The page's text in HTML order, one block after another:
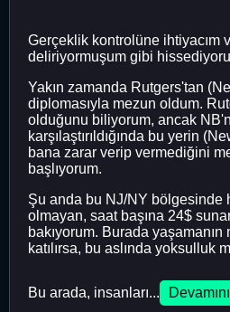
Gerçeklik kontrolüne ihtiyacım
deliriyormuşum gibi
Yakın zamanda Rutgers'tan
diplomasıyla mezun oldum.
olduğunu biliyorum, ancak
karşılaştırıldığında bu yerin
bana zarar verip vermediğini
başlıyorum.
Şu anda bu NJ/NY bölgesinde
olmayan, saat başına 24$
bakıyorum. Burada
katılırsa, bu aslında yoksulluk
Bu arada, insanları...